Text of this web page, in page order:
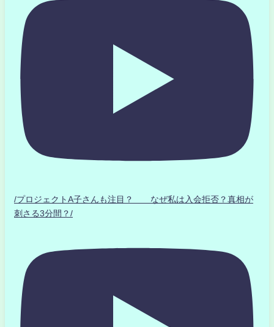
/プロジェクトA子さんも注目？ なぜ私は入会拒否？真相が
刺さる3分間？/